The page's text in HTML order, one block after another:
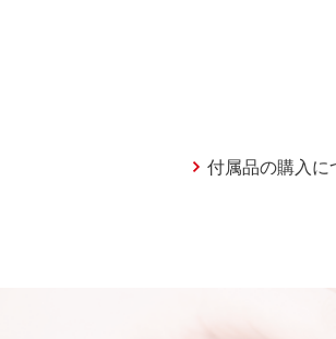
付属品の購入